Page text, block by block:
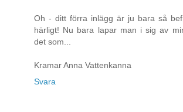
Oh - ditt förra inlägg är ju bara så
härligt! Nu bara lapar man i sig av
det som...
Kramar Anna Vattenkanna
Svara